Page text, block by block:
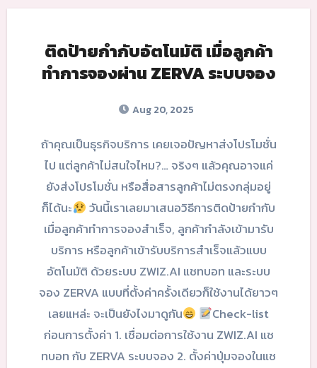
ติดป้ายกำกับอัตโนมัติ เมื่อลูกค้า
ทำการจองผ่าน ZERVA ระบบจอง
Aug 20, 2025
ถ้าคุณเป็นธุรกิจบริการ เคยเจอปัญหาส่งโปรโมชั่น
ไป แต่ลูกค้าไม่สนใจไหม?… จริงๆ แล้วคุณอาจแค่
ยังส่งโปรโมชั่น หรือสื่อสารลูกค้าไม่ตรงกลุ่มอยู่
ก็ได้นะ
วันนี้เราเลยมาเสนอวิธีการติดป้ายกำกับ
เมื่อลูกค้าทำการจองสำเร็จ, ลูกค้ากำลังเข้ามารับ
บริการ หรือลูกค้าเข้ารับบริการสำเร็จแล้วแบบ
อัตโนมัติ ด้วยระบบ ZWIZ.AI แชทบอท และระบบ
จอง ZERVA แบบที่ตั้งค่าครั้งเดียวก็ใช้งานได้ยาวๆ
เลยแหล่ะ จะเป็นยังไงมาดูกัน
Check-list
ก่อนการตั้งค่า 1. เชื่อมต่อการใช้งาน ZWIZ.AI แช
ทบอท กับ ZERVA ระบบจอง 2. ตั้งค่าปุ่มจองในแช